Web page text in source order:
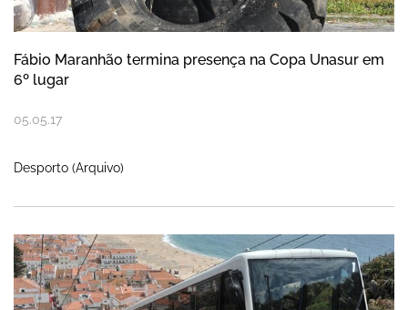
Fábio Maranhão termina presença na Copa Unasur em
6º lugar
05.05.17
Desporto (Arquivo)
Ascensor vai antecipar hora de